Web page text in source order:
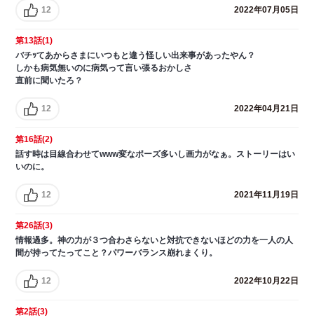
12 2022年07月05日
第13話(1)
バチｯてあからさまにいつもと違う怪しい出来事があったやん？
しかも病気無いのに病気って言い張るおかしさ
直前に聞いたろ？
12 2022年04月21日
第16話(2)
話す時は目線合わせてwww変なポーズ多いし画力がなぁ。ストーリーはい
いのに。
12 2021年11月19日
第26話(3)
情報過多。神の力が３つ合わさらないと対抗できないほどの力を一人の人
間が持ってたってこと？パワーバランス崩れまくり。
12 2022年10月22日
第2話(3)